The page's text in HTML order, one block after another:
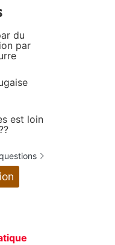
du
par
est loin